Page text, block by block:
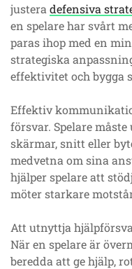
justera defensiva
en spelare har svårt
paras ihop med en
strategiska
effektivitet och bygga
Effektiv
försvar. Spelare
skärmar, snitt eller
medvetna om sina
hjälper spelare att
möter starkare
Att utnyttja
När en spelare är
beredda att ge hjälp,